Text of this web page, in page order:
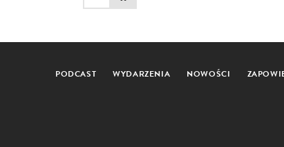
PODCAST WYDARZENIA NOWOŚCI